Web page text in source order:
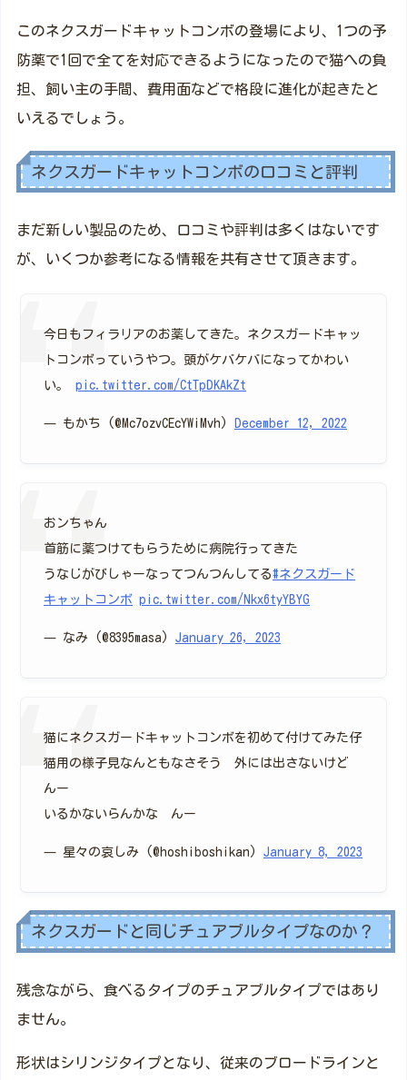
このネクスガードキャットコンボの登場により、1つの予
防薬で1回で全てを対応できるようになったので猫への負
担、飼い主の手間、費用面などで格段に進化が起きたと
いえるでしょう。
ネクスガードキャットコンボの口コミと評判
まだ新しい製品のため、口コミや評判は多くはないです
が、いくつか参考になる情報を共有させて頂きます。
今日もフィラリアのお薬してきた。ネクスガードキャッ
トコンボっていうやつ。頭がケバケバになってかわい
い。 pic.twitter.com/CtTpDKAkZt
— もかち (@Mc7ozvCEcYWiMvh) December 12, 2022
おンちゃん
首筋に薬つけてもらうために病院行ってきた
うなじがびしゃーなってつんつんしてる#ネクスガード
キャットコンボ pic.twitter.com/Nkx6tyYBYG
— なみ (@8395masa) January 26, 2023
猫にネクスガードキャットコンボを初めて付けてみた仔
猫用の様子見なんともなさそう 外には出さないけど
んー
いるかないらんかな んー
— 星々の哀しみ (@hoshiboshikan) January 8, 2023
ネクスガードと同じチュアブルタイプなのか？
残念ながら、食べるタイプのチュアブルタイプではあり
ません。
形状はシリンジタイプとなり、従来のブロードラインと